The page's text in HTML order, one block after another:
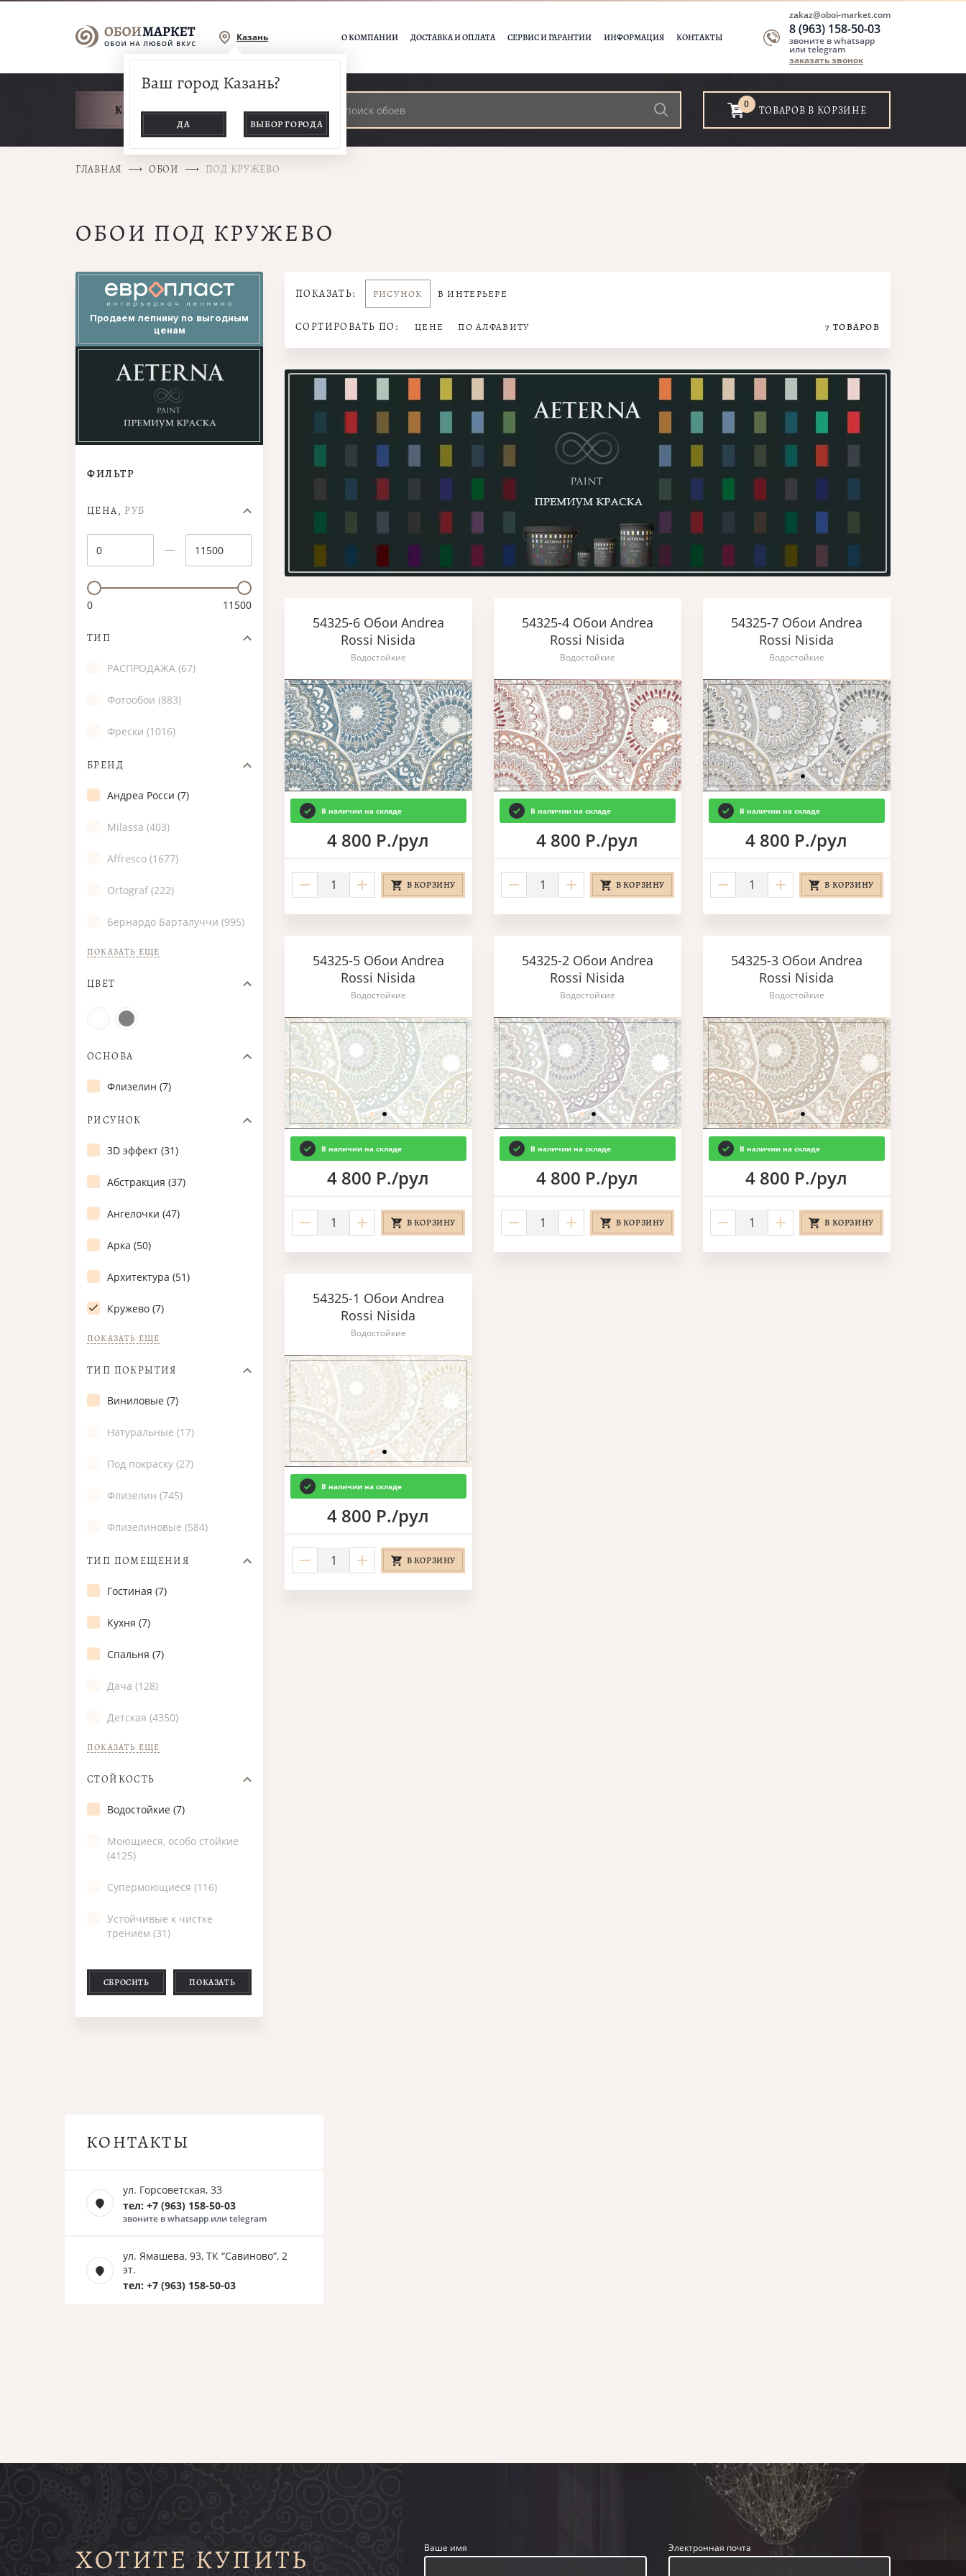
Казань О КОМПАНИИ ДОСТАВКА И ОПЛАТА СЕРВИС И ГАРАНТИИ ИНФОРМАЦИЯ КОНТАКТЫ
zakaz@oboi-market.com
8 (963) 158-50-03
звоните в whatsapp
или telegram
заказать звонок
Ваш город Казань?
ДА ВЫБОР ГОРОДА
КАТАЛОГ ТОВАРОВ 0 ТОВАРОВ В КОРЗИНЕ
ГЛАВНАЯ ОБОИ ПОД КРУЖЕВО
ОБОИ ПОД КРУЖЕВО
Продаем лепнину по выгодным
ценам
ФИЛЬТР
ЦЕНА, РУБ
0 11500
ТИП
РАСПРОДАЖА (67)
Фотообои (883)
Фрески (1016)
БРЕНД
Андреа Росси (7)
Milassa (403)
Affresco (1677)
Ortograf (222)
Бернардо Барталуччи (995)
ПОКАЗАТЬ ЕЩЕ
ЦВЕТ
ОСНОВА
Флизелин (7)
РИСУНОК
3D эффект (31)
Абстракция (37)
Ангелочки (47)
Арка (50)
Архитектура (51)
Кружево (7)
ПОКАЗАТЬ ЕЩЕ
ТИП ПОКРЫТИЯ
Виниловые (7)
Натуральные (17)
Под покраску (27)
Флизелин (745)
Флизелиновые (584)
ТИП ПОМЕЩЕНИЯ
Гостиная (7)
Кухня (7)
Спальня (7)
Дача (128)
Детская (4350)
ПОКАЗАТЬ ЕЩЕ
СТОЙКОСТЬ
Водостойкие (7)
Моющиеся, особо стойкие
(4125)
Супермоющиеся (116)
Устойчивые к чистке
трением (31)
СБРОСИТЬ ПОКАЗАТЬ
ПОКАЗАТЬ: РИСУНОК В ИНТЕРЬЕРЕ
СОРТИРОВАТЬ ПО: ЦЕНЕ ПО АЛФАВИТУ 7 ТОВАРОВ
54325-6 Обои Andrea
Rossi Nisida
Водостойкие
В наличии на складе
4 800 Р./рул
В КОРЗИНУ
54325-4 Обои Andrea
Rossi Nisida
Водостойкие
В наличии на складе
4 800 Р./рул
В КОРЗИНУ
54325-7 Обои Andrea
Rossi Nisida
Водостойкие
В наличии на складе
4 800 Р./рул
В КОРЗИНУ
54325-5 Обои Andrea
Rossi Nisida
Водостойкие
В наличии на складе
4 800 Р./рул
В КОРЗИНУ
54325-2 Обои Andrea
Rossi Nisida
Водостойкие
В наличии на складе
4 800 Р./рул
В КОРЗИНУ
54325-3 Обои Andrea
Rossi Nisida
Водостойкие
В наличии на складе
4 800 Р./рул
В КОРЗИНУ
54325-1 Обои Andrea
Rossi Nisida
Водостойкие
В наличии на складе
4 800 Р./рул
В КОРЗИНУ
КОНТАКТЫ
ул. Горсоветская, 33
тел: +7 (963) 158-50-03
звоните в whatsapp или telegram
ул. Ямашева, 93, ТК “Савиново”, 2
эт.
тел: +7 (963) 158-50-03
ХОТИТЕ КУПИТЬ
Ваше имя Электронная почта